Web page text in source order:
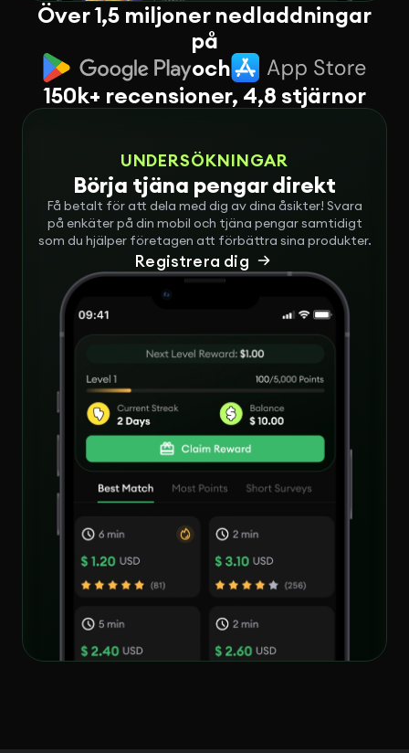
Över 1,5 miljoner nedladdningar
på
och
150k+ recensioner, 4,8 stjärnor
UNDERSÖKNINGAR
Börja tjäna pengar direkt
Få betalt för att dela med dig av dina åsikter! Svara
på enkäter på din mobil och tjäna pengar samtidigt
som du hjälper företagen att förbättra sina produkter.
Registrera dig